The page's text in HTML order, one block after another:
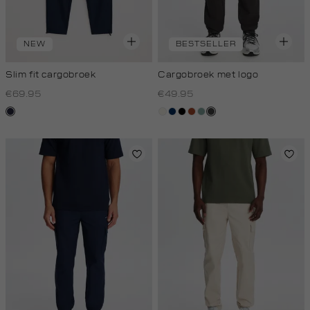
NEW
Slim fit cargobroek
€69.95
blauw,
BESTSELLER
Cargobroek met logo
€49.95
creme,
donkerblauw
zwart
bruin
salieantraciet